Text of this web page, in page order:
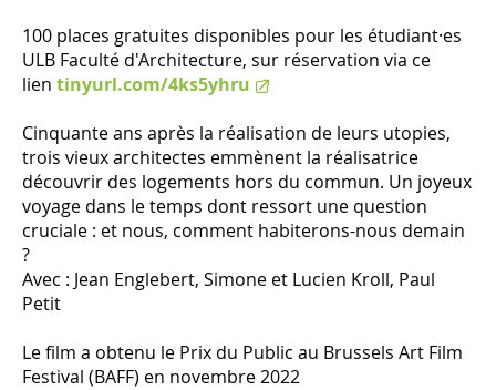
100 places gratuites disponibles pour les étudiant·es
ULB Faculté d'Architecture, sur réservation via ce
lien tinyurl.com/4ks5yhru
Cinquante ans après la réalisation de leurs utopies,
trois vieux architectes emmènent la réalisatrice
découvrir des logements hors du commun. Un joyeux
voyage dans le temps dont ressort une question
cruciale : et nous, comment habiterons-nous demain
?
Avec : Jean Englebert, Simone et Lucien Kroll, Paul
Petit
Le film a obtenu le Prix du Public au Brussels Art Film
Festival (BAFF) en novembre 2022